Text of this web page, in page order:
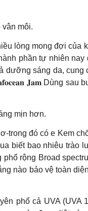
môi.
lòng mong đợi
phần tự nhiên
sáng da, cung
𝐉𝐚𝐦 Dùng
mịn hơn.
đó có e Kem
biết bao nhiêu trào
rộng Broad
nào bảo vệ toàn
phổ cả UVA (UVA